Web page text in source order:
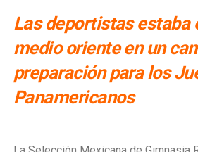
Las deportistas estaba
medio oriente en un
preparación para los
Panamericanos